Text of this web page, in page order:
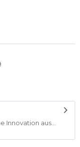
Innovation aus...